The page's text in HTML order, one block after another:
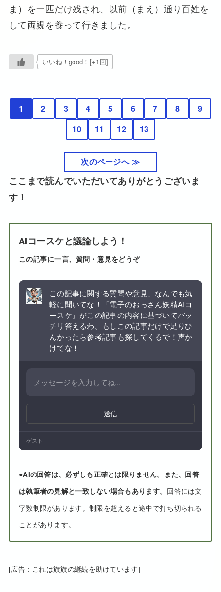
ま）を一匹だけ残され、以前（まえ）通り百姓を
して両親を養って行きました。
いいね！good！[+1回]
1 2 3 4 5 6 7 8
9
10
11 12 13
次のページへ ≫
ここまで読んでいただいてありがとうございま
す！
AIコースケと議論しよう！
この記事に一言、質問・意見をどうぞ
この記事に関する質問や意見、なんでも気
軽に聞いてな！「電子のおっさん妖精AIコ
ースケ」がこの記事の内容に基づいてバッ
チリ答えるわ。もしこの記事だけで足りひ
んかったら参考記事も探してくるで！声か
けてな！
送信
ゲスト
●AIの回答は、必ずしも正確とは限りません。また、回答
は執筆者の見解と一致しない場合もあります。 回答には文
字数制限があります。制限を超えると途中で打ち切られる
ことがあります。
[広告：これは旗旗の継続を助けています]